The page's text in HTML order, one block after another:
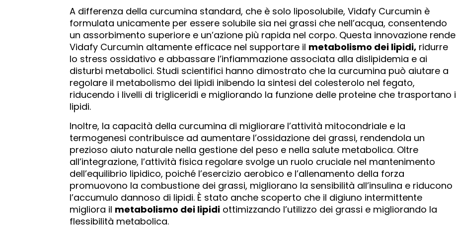
A differenza della curcumina standard, che è solo liposolubile, Vidafy Curcumin è
formulata unicamente per essere solubile sia nei grassi che nell’acqua, consentendo
un assorbimento superiore e un’azione più rapida nel corpo. Questa innovazione rende
Vidafy Curcumin altamente efficace nel supportare il metabolismo dei lipidi,ridurre
lo stress ossidativo e abbassare l’infiammazione associata alla dislipidemia e ai
disturbi metabolici. Studi scientifici hanno dimostrato che la curcumina può aiutare a
regolare il metabolismo dei lipidi inibendo la sintesi del colesterolo nel fegato,
riducendo i livelli di trigliceridi e migliorando la funzione delle proteine ​​che trasportano i
lipidi.
Inoltre, la capacità della curcumina di migliorare l’attività mitocondriale e la
termogenesi contribuisce ad aumentare l’ossidazione dei grassi, rendendola un
prezioso aiuto naturale nella gestione del peso e nella salute metabolica. Oltre
all’integrazione, l’attività fisica regolare svolge un ruolo cruciale nel mantenimento
dell’equilibrio lipidico, poiché l’esercizio aerobico e l’allenamento della forza
promuovono la combustione dei grassi, migliorano la sensibilità all’insulina e riducono
l’accumulo dannoso di lipidi. È stato anche scoperto che il digiuno intermittente
migliora il metabolismo dei lipidiottimizzando l’utilizzo dei grassi e migliorando la
flessibilità metabolica.